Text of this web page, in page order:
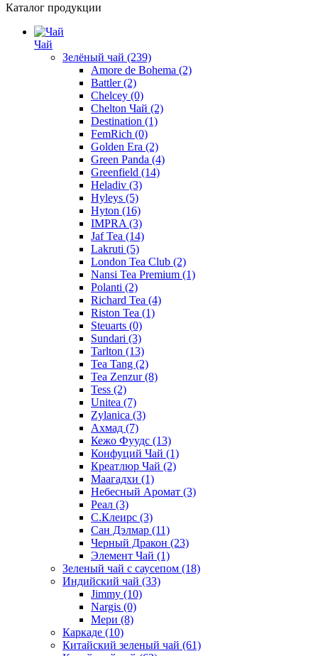
Каталог продукции
Чай
Зелёный чай (239)
Amore de Bohema (2)
Battler(2)
Chelcey (0)
Chelton Чай (2)
Destination (1)
FemRich (0)
Golden Era (2)
Green Panda (4)
Greenfield (14)
Heladiv (3)
Hyleys (5)
Hyton (16)
IMPRA (3)
Jaf Tea (14)
Lakruti (5)
London Tea Club (2)
Nansi Tea Premium (1)
Polanti (2)
Richard Tea (4)
Riston Tea (1)
Steuarts (0)
Sundari (3)
Tarlton (13)
Tea Tang (2)
Tea Zenzur(8)
Tess (2)
Unitea (7)
Zylanica (3)
Ахмад (7)
Кежо Фуудс (13)
Конфуций Чай (1)
Креатлюр Чай (2)
Маагадхи (1)
Небесный Аромат (3)
Реал (3)
С.Клеирс (3)
Сан Дэлмар (11)
Черный Дракон (23)
Элемент Чай (1)
Зеленый чай с саусепом (18)
Индийский чай (33)
Jimmy (10)
Nargis (0)
Мери (8)
Каркаде (10)
Китайский зеленый чай (61)